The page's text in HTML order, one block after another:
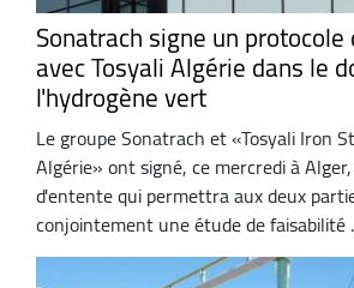
Sonatrach signe un
avec Tosyali Algérie dans le
l'hydrogène vert
Le groupe Sonatrach et «Tosyali Iron
Algérie» ont signé, ce mercredi à
d'entente qui permettra aux deux
conjointement une étude de faisabilité